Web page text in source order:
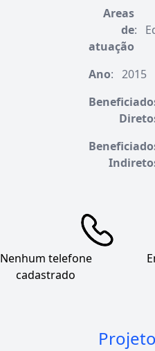
Areas
de
atuação
:
Ano: 2015
Nenhum telefone
cadastrado